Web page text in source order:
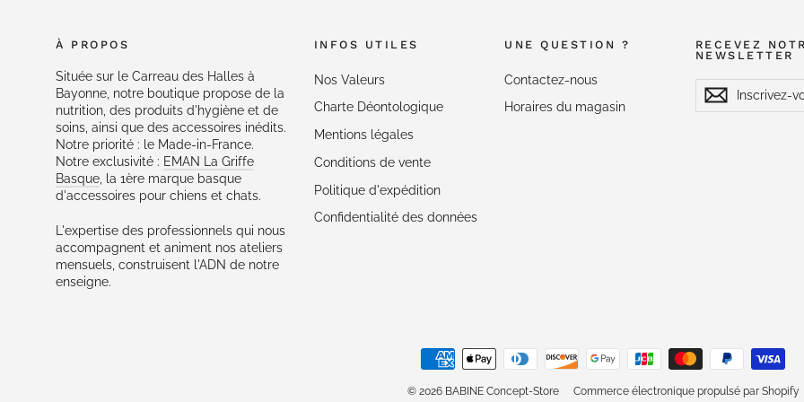
À PROPOS
Située sur le Carreau des Halles à
Bayonne, notre boutique propose de la
nutrition, des produits d'hygiène et de
soins, ainsi que des accessoires inédits.
Notre priorité : le Made-in-France.
Notre exclusivité : EMAN La Griffe
Basque , la 1ère marque basque
d'accessoires pour chiens et chats.
L'expertise des professionnels qui nous
accompagnent et animent nos ateliers
mensuels, construisent l'ADN de notre
enseigne.
INFOS UTILES
Nos Valeurs
Charte Déontologique
Mentions légales
Conditions de vente
Politique d'expédition
Confidentialité des données
UNE QUESTION ?
Contactez-nous
Horaires du magasin
RECEVEZ
NEWSLETTER
Inscrivez-
vous
à
S'inscrireS'inscrire
© 2026 BABINE Concept-Store Commerce électronique propulsé par Shopify